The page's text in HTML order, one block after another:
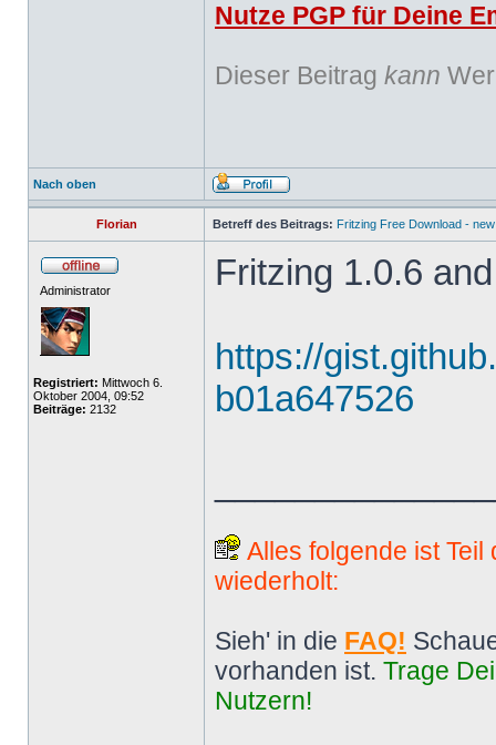
Nutze PGP für Deine
Dieser Beitrag kann
Nach oben
Florian Betreff des Beitrags: Fritzing Free Download -
Administrator
Registriert: Mittwoch 6.
Oktober 2004, 09:52
Beiträge: 2132
Fritzing 1.0.6
https://
b01a647526
Alles folgende ist
wiederholt:
Sieh' in die FAQ!
vorhanden ist. Trage
Nutzern!